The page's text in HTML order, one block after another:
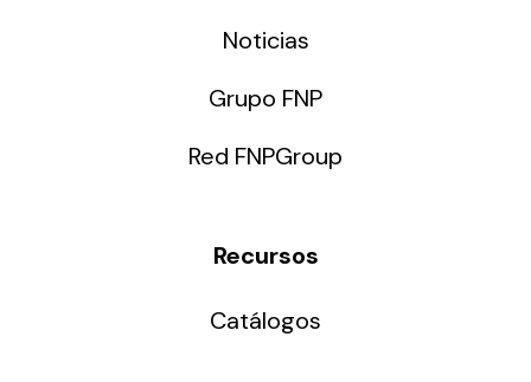
Noticias
Grupo FNP
Red FNPGroup
Recursos
Catálogos